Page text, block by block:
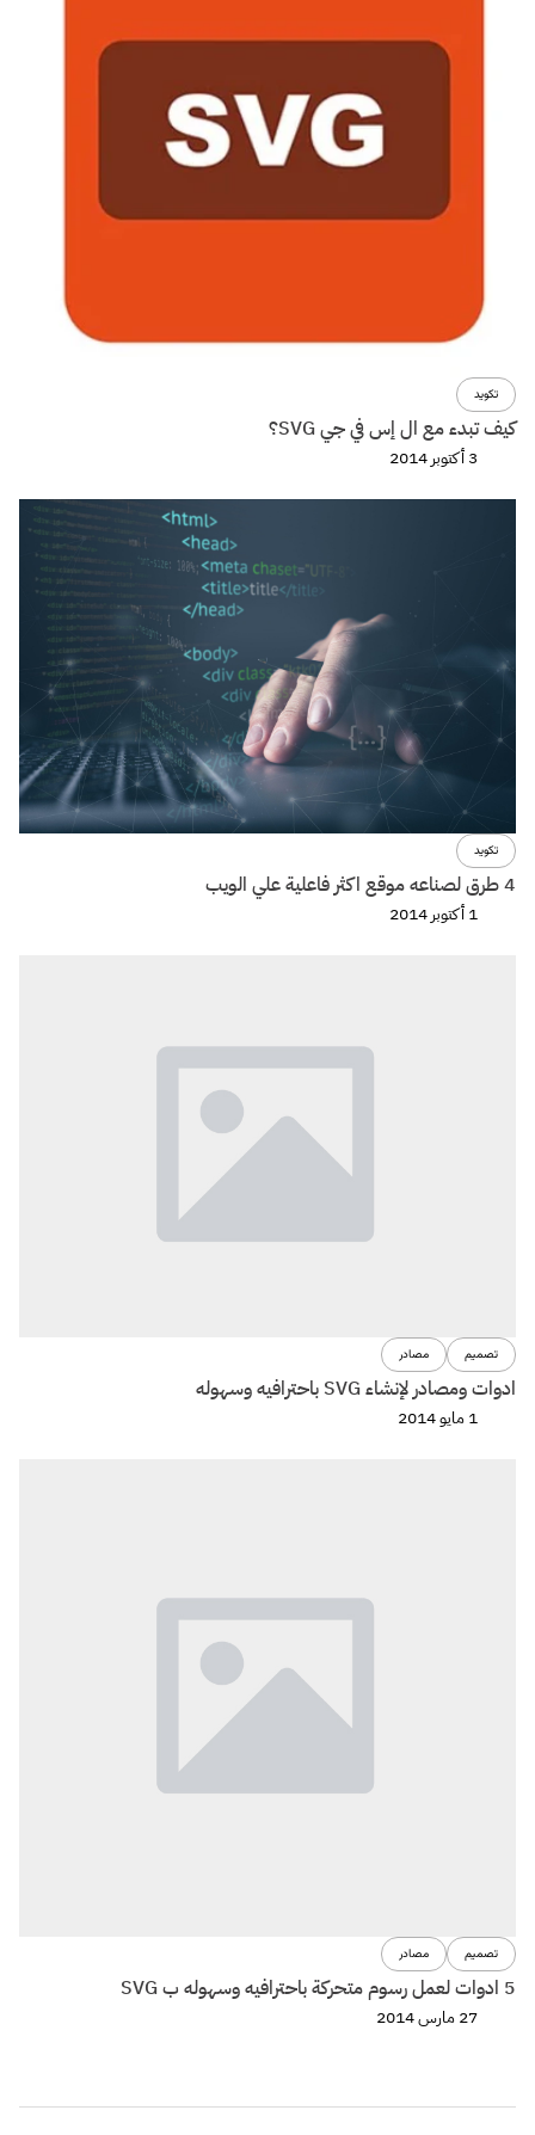
تكويد
كيف تبدء مع ال إس في جي SVG؟
3 أكتوبر 2014
تكويد
4 طرق لصناعه موقع اكثر فاعلية علي الويب
1 أكتوبر 2014
تصميم مصادر
ادوات ومصادر لإنشاء SVG باحترافيه وسهوله
1 مايو 2014
تصميم مصادر
5 ادوات لعمل رسوم متحركة باحترافيه وسهوله ب SVG
27 مارس 2014